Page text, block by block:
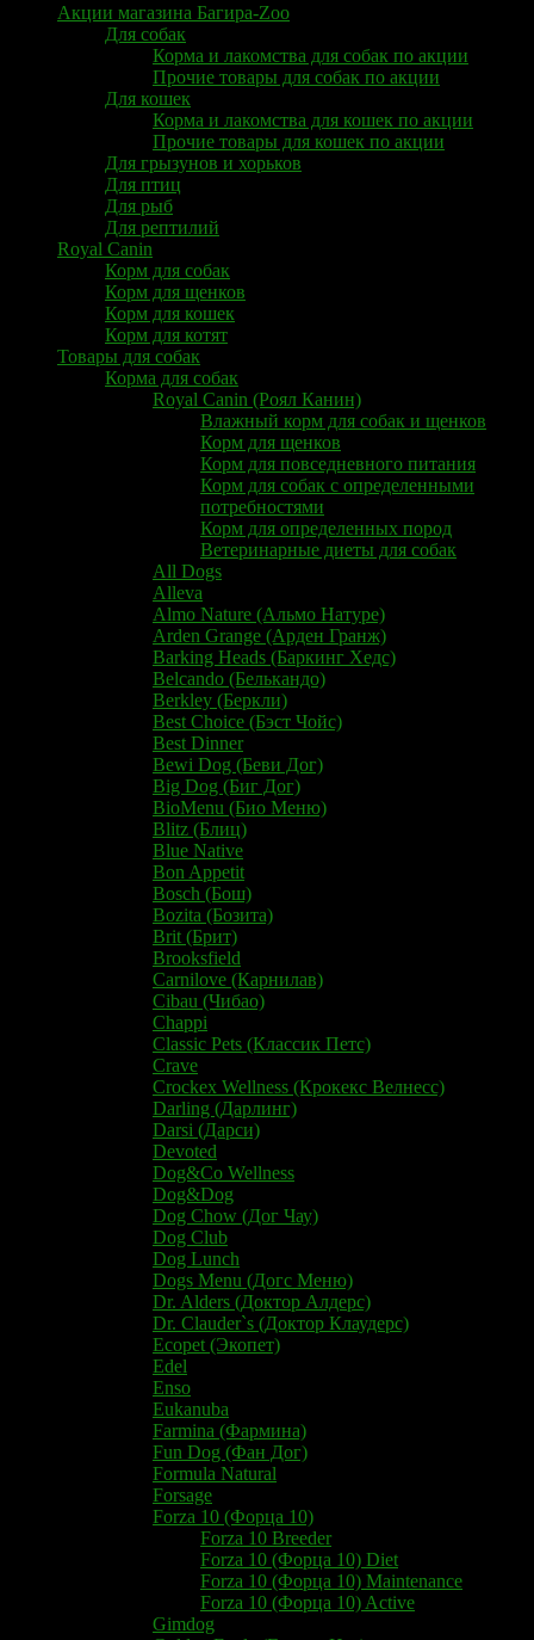
Акции магазина Багира-Zoo
Для собак
Корма и лакомства для собак по акции
Прочие товары для собак по акции
Для кошек
Корма и лакомства для кошек по акции
Прочие товары для кошек по акции
Для грызунов и хорьков
Для птиц
Для рыб
Для рептилий
Royal Canin
Корм для собак
Корм для щенков
Корм для кошек
Корм для котят
Товары для собак
Корма для собак
Royal Canin (Роял Канин)
Влажный корм для собак и щенков
Корм для щенков
Корм для повседневного питания
Корм для собак с определенными
потребностями
Корм для определенных пород
Ветеринарные диеты для собак
All Dogs
Alleva
Almo Nature (Альмо Натуре)
Arden Grange (Арден Гранж)
Barking Heads (Баркинг Хедс)
Belcando (Белькандо)
Berkley (Беркли)
Best Choice (Бэст Чойс)
Best Dinner
Bewi Dog (Беви Дог)
Big Dog (Биг Дог)
BioMenu (Био Меню)
Blitz (Блиц)
Blue Native
Bon Appetit
Bosch (Бош)
Bozita (Бозита)
Brit (Брит)
Brooksfield
Carnilove (Карнилав)
Cibau (Чибао)
Chappi
Classic Pets (Классик Петс)
Crave​
​​Crockex Wellness (Крокекс Велнесс)
Darling (Дарлинг)
Darsi (Дарси)
Devoted
Dog&Co Wellness
Dog&Dog
Dog Chow (Дог Чау)
Dog Club
Dog Lunch
Dogs Menu (Догс Меню)
Dr. Alders (Доктор Алдерс)
Dr. Clauder`s (Доктор Клаудерс)
Ecopet (Экопет)
Edel
Enso
Eukanuba
Farmina (Фармина)
Fun Dog (Фан Дог)
Formula Natural
Forsage
Forza 10 (Форца 10)
Forza 10 Breeder
Forza 10 (Форца 10) Diet
Forza 10 (Форца 10) Maintenance
Forza 10 (Форца 10) Active
Gimdog